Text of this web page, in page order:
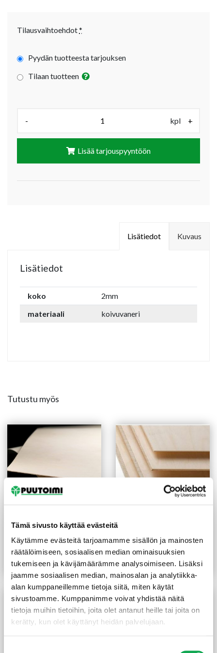
Tämä sivusto käyttää evästeitä
Käytämme evästeitä tarjoamamme sisällön ja mainosten
räätälöimiseen, sosiaalisen median ominaisuuksien
tukemiseen ja kävijämäärämme analysoimiseen. Lisäksi
jaamme sosiaalisen median, mainosalan ja analytiikka-
alan kumppaneillemme tietoja siitä, miten käytät
sivustoamme. Kumppanimme voivat yhdistää näitä
tietoja muihin tietoihin, joita olet antanut heille tai joita on
kerätty, kun olet käyttänyt heidän palvelujaan.
Tilausvaihtoehdot*
Pyydän tuotteesta tarjouksen
Tilaan tuotteen
- kpl +
Lisää tarjouspyyntöön
Kuvaus
Lisätiedot
Lisätiedot
koko
2mm
materiaali
koivuvaneri
Tutustu myös
Lentokonevaneri
1x1550x1550 mm
115,00€/kpl
Lue lisää
Koivuvaneri BB-WG 9 mm
24,00€/m²
Lue lisää